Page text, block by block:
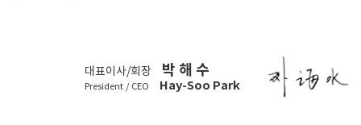
대표이사/회장 박 해 수
President / CEO Hay-Soo Park